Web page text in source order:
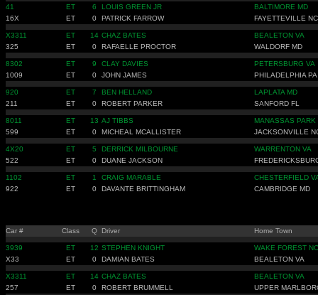
41 ET 6 LOUIS GREEN JR
BALTIMORE MD
16X
ET 0 PATRICK FARROW FAYETTEVILLE NC
X3311 ET 14 CHAZ BATES
BEALETON VA
325
ET 0 RAFAELLE PROCTOR WALDORF MD
8302 ET 9 CLAY DAVIES
PETERSBURG VA
1009
ET 0 JOHN JAMES PHILADELPHIA PA
920 ET 7 BEN HELLAND
LAPLATA MD
211
ET 0 ROBERT PARKER SANFORD FL
8011 ET 13 AJ TIBBS
MANASSAS PARK
599
ET 0 MICHEAL MCALLISTER JACKSONVILLE
4X20 ET 5 DERRICK MILBOURNE
WARRENTON VA
522
ET 0 DUANE JACKSON
1102 ET 1 CRAIG MARABLE
CHESTERFIELD
922
ET 0 DAVANTE BRITTINGHAM CAMBRIDGE MD
Car # Class Q Driver Home Town
3939 ET 12 STEPHEN KNIGHT
WAKE FOREST NC
X33
ET 0 DAMIAN BATES BEALETON VA
X3311 ET 14 CHAZ BATES
BEALETON VA
257
ET 0 ROBERT BRUMMELL UPPER